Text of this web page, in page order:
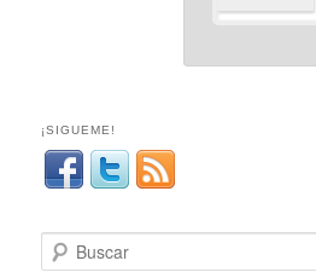
¡SIGUEME!
u